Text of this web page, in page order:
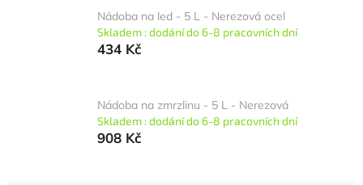
Nádoba na led - 5 L - Nerezová ocel
Skladem : dodání do 6-8 pracovních dní
434 Kč
Nádoba na zmrzlinu - 5 L - Nerezová
Skladem : dodání do 6-8 pracovních dní
908 Kč